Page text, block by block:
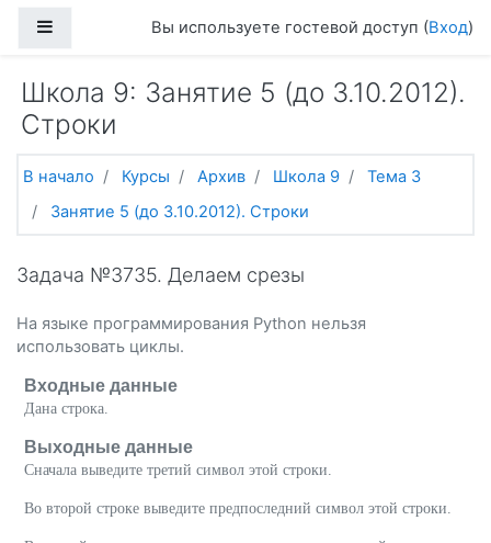
Боковая панельВы используете гостевой доступ (Вход)
Школа 9: Занятие 5 (до 3.10.2012).
Строки
В начало Курсы Архив Школа 9
Тема 3
Занятие 5 (до 3.10.2012). Строки
Задача №3735. Делаем срезы
На языке программирования Python нельзя
использовать циклы.
Входные данные
Дана строка.
Выходные данные
Сначала выведите третий символ этой строки.
Во второй строке выведите предпоследний символ этой строки.